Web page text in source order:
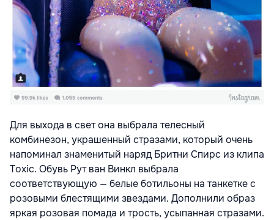
Для выхода в свет она выбрала телесный
комбинезон, украшенный стразами, который очень
напоминал знаменитый наряд Бритни Спирс из клипа
Toxic. Обувь Рут ван Винкл выбрала
соответствующую — белые ботильоны на танкетке с
розовыми блестящими звездами. Дополнили образ
яркая розовая помада и трость, усыпанная стразами.